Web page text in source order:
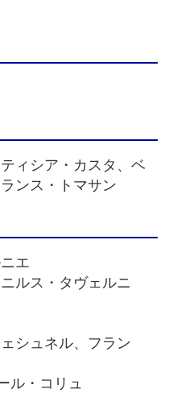
ィシア・カスタ、ベ
ンス・トマサン
エ
ルス・タヴェルニ
シュネル、フラン
ル・コリュ